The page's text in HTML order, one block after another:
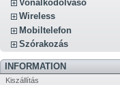
Vonalkódolvasó
Wireless
Mobiltelefon
Szórakozás
INFORMATION
Kiszállítás